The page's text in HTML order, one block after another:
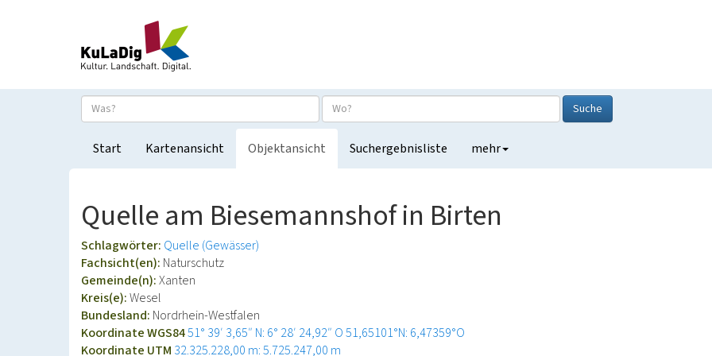
Suche
Start Kartenansicht Objektansicht Suchergebnisliste mehr
Quelle am Biesemannshof in Birten
Schlagwörter: Quelle (Gewässer)
Fachsicht(en): Naturschutz
Gemeinde(n):Xanten
Kreis(e):Wesel
Bundesland: Nordrhein-Westfalen
Koordinate WGS8451° 39′ 3,65″ N: 6° 28′ 24,92″ O51,65101°N: 6,47359°O
Koordinate UTM 32.325.228,00 m: 5.725.247,00 m